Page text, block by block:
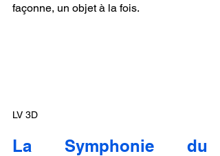
façonne, un objet à la fois.
LV 3D
La Symphonie du